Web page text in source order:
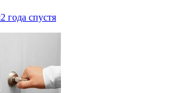
2 года спустя